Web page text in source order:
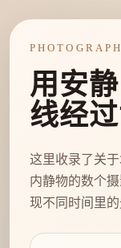
用安
线经
这里收录了关
内静物的数个
现不同时间里的